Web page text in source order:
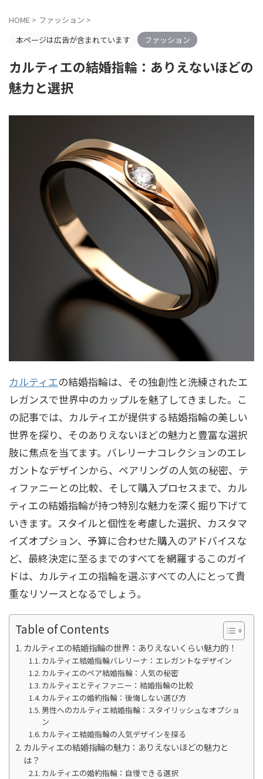
HOME > ファッション >
本ページは広告が含まれています
ファッション
カルティエの結婚指輪：ありえないほどの
魅力と選択
カルティエの結婚指輪は、その独創性と洗練されたエ
レガンスで世界中のカップルを魅了してきました。こ
の記事では、カルティエが提供する結婚指輪の美しい
世界を探り、そのありえないほどの魅力と豊富な選択
肢に焦点を当てます。バレリーナコレクションのエレ
ガントなデザインから、ペアリングの人気の秘密、テ
ィファニーとの比較、そして購入プロセスまで、カル
ティエの結婚指輪が持つ特別な魅力を深く掘り下げて
いきます。スタイルと個性を考慮した選択、カスタマ
イズオプション、予算に合わせた購入のアドバイスな
ど、最終決定に至るまでのすべてを網羅するこのガイ
ドは、カルティエの指輪を選ぶすべての人にとって貴
重なリソースとなるでしょう。
Table of Contents
カルティエの結婚指輪の世界：ありえないくらい魅力的！
カルティエ結婚指輪バレリーナ：エレガントなデザイン
カルティエのペア結婚指輪：人気の秘密
カルティエとティファニー：結婚指輪の比較
カルティエの婚約指輪：後悔しない選び方
男性へのカルティエ結婚指輪：スタイリッシュなオプショ
ン
カルティエ結婚指輪の人気デザインを探る
カルティエの結婚指輪の魅力：ありえないほどの魅力と
は？
カルティエの婚約指輪：自慢できる選択